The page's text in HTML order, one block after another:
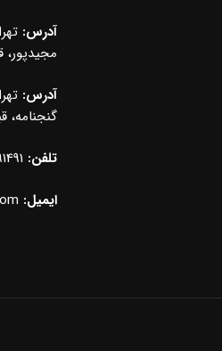
آدرس:
مجیدپور، قبل
آدرس:
گنجنامه،
تلفن:
ایمیل: